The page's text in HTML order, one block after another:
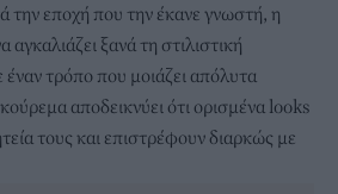
την εποχή που την έκανε γνωστή, η
αγκαλιάζει ξανά τη στιλιστική
τρόπο που μοιάζει απόλυτα
αποδεικνύει ότι ορισμένα looks
τους και επιστρέφουν διαρκώς με